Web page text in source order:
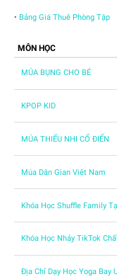
• Bảng Giá Thuê Phòng Tập
MÔN HỌC
MÚA BỤNG CHO BÉ
KPOP KID
MÚA THIẾU NHI CỔ ĐIỂN
Múa Dân Gian Việt Nam
Khóa Học Shuffle Family
Khóa Học Nhảy TikTok
Địa Chỉ Dạy Học Yoga Bay